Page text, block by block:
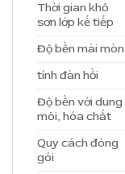
Thời gian khô
sơn lớp kế tiếp
Độ bền mài mòn
tính đàn hồi
Độ bền với dung
môi, hóa chất
Quy cách đóng
gói